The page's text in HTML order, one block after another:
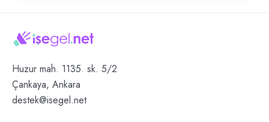
Huzur mah. 1135. sk. 5/2
Çankaya, Ankara
destek@isegel.net